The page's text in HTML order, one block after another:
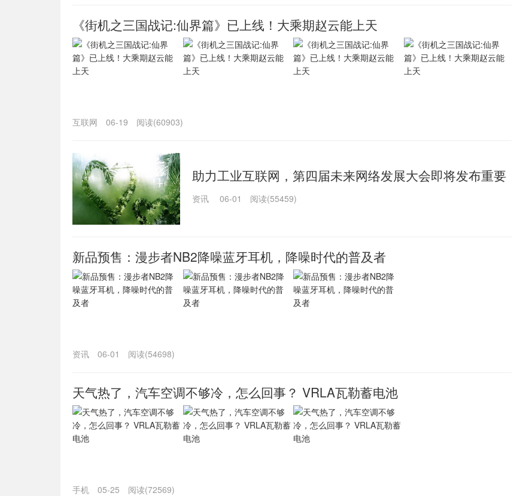
《街机之三国战记:仙界篇》已上线！大乘期赵云能上天
互联网 06-19 阅读(60903)
助力工业互联网，第四届未来网络发展大会即将发布重要
资讯 06-01 阅读(55459)
新品预售：漫步者NB2降噪蓝牙耳机，降噪时代的普及者
资讯 06-01 阅读(54698)
天气热了，汽车空调不够冷，怎么回事？ VRLA瓦勒蓄电池
手机 05-25 阅读(72569)